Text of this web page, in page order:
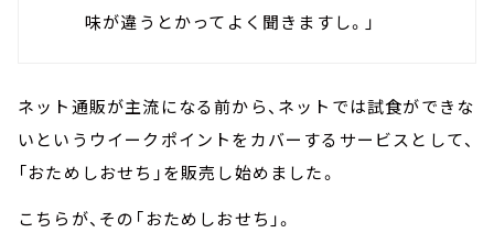
味が違うとかってよく聞きますし。」
ネット通販が主流になる前から、ネットでは試食ができな
いというウイークポイントをカバーするサービスとして、
「おためしおせち」を販売し始めました。
こちらが、その「おためしおせち」。